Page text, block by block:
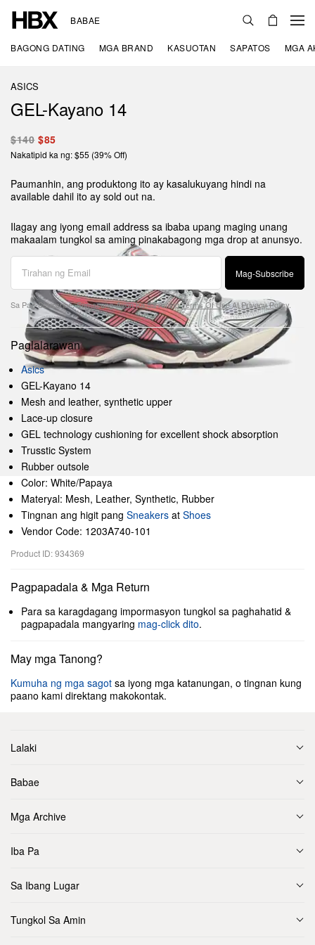
BABAE
BAGONG DATING MGA BRAND KASUOTAN SAPATOS MGA
ASICS
GEL-Kayano 14
$140 $85
Nakatipid ka ng: $55 (39% Off)
Paumanhin, ang produktong ito ay kasalukuyang hindi na
available dahil ito ay sold out na.
Ilagay ang iyong email address sa ibaba upang maging unang
makaalam tungkol sa aming pinakabagong mga drop at anunsyo.
Mag-Subscribe
Sa Pag-Subscribe, Sumasang-Ayon Ka Sa AmingTerms Of UseAtPrivacy Policy
Paglalarawan
Asics
GEL-Kayano 14
Mesh and leather, synthetic upper
Lace-up closure
GEL technology cushioning for excellent shock absorption
Trusstic System
Rubber outsole
Color: White/Papaya
Materyal: Mesh, Leather, Synthetic, Rubber
Tingnan ang higit pang Sneakers at Shoes
Vendor Code: 1203A740-101
Product ID: 934369
Pagpapadala & Mga Return
Para sa karagdagang impormasyon tungkol sa paghahatid &
pagpapadala mangyaring mag-click dito.
May mga Tanong?
Kumuha ng mga sagot sa iyong mga katanungan, o tingnan kung
paano kami direktang makokontak.
Lalaki
Babae
Mga Archive
Iba Pa
Sa Ibang Lugar
Tungkol Sa Amin